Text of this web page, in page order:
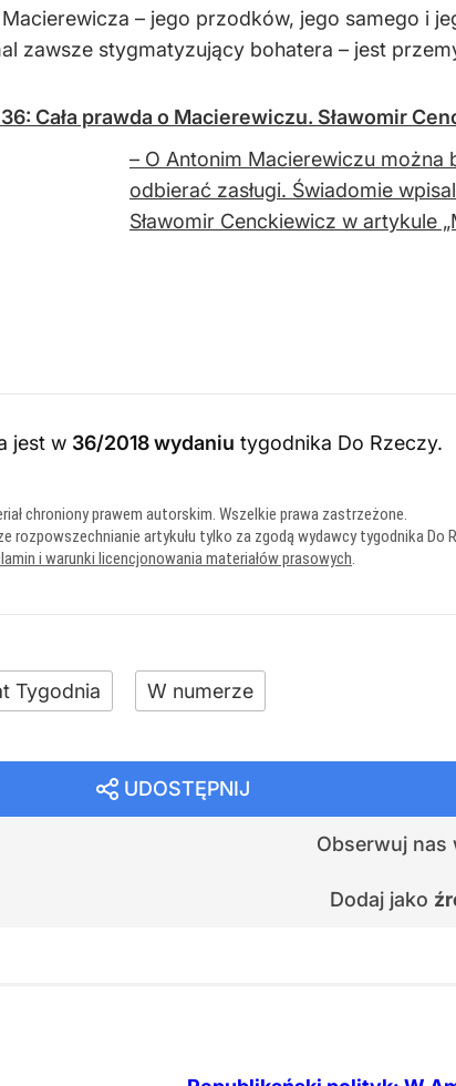
– jego przodków, jego samego i
zawsze stygmatyzujący bohatera – jest
Cała prawda o Macierewiczu. Sławomir
– O Antonim Macierewiczu można
odbierać zasługi. Świadomie
Sławomir Cenckiewicz w artykule
jest w 36/2018 wydaniu tygodnika Do Rzeczy.
chroniony prawem autorskim. Wszelkie prawa zastrzeżone.
rozpowszechnianie artykułu tylko za zgodą wydawcy tygodnika Do
i warunki licencjonowania materiałów prasowych.
Tygodnia W numerze
UDOSTĘPNIJ
Obserwuj nas
Dodaj jako